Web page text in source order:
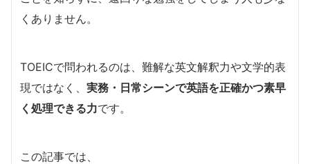
くありません。
TOEICで問われるのは、難解な英文解釈力や文学的表
現ではなく、 実務・日常シーンで英語を正確かつ素早
く処理できる力です。
この記事では、